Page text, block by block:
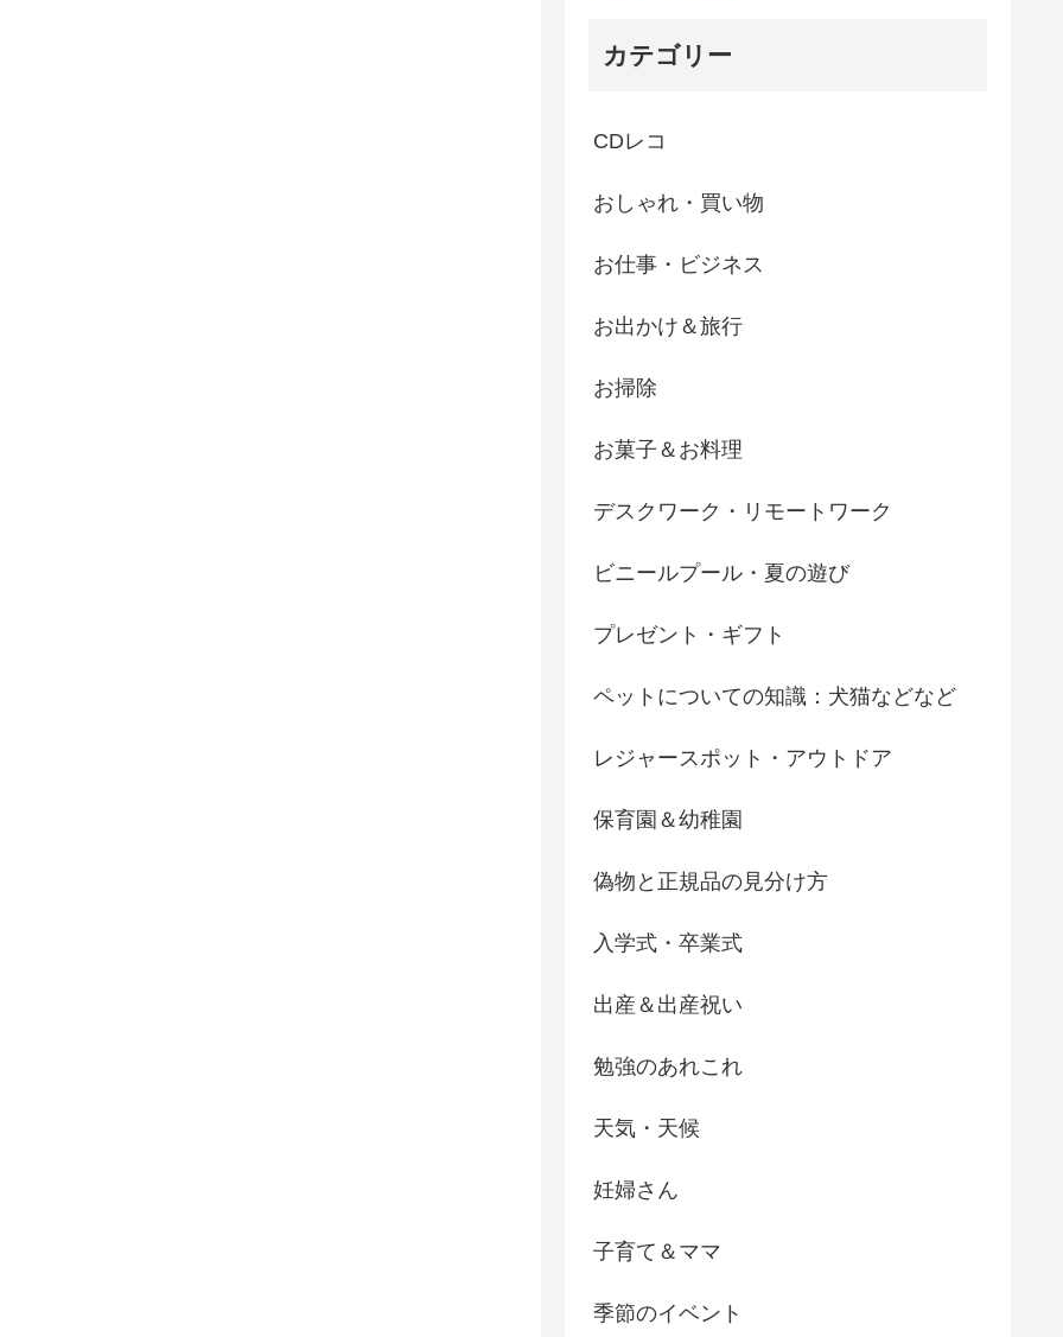
カテゴリー
CDレコ
おしゃれ・買い物
お仕事・ビジネス
お出かけ＆旅行
お掃除
お菓子＆お料理
デスクワーク・リモートワーク
ビニールプール・夏の遊び
プレゼント・ギフト
ペットについての知識：犬猫などなど
レジャースポット・アウトドア
保育園＆幼稚園
偽物と正規品の見分け方
入学式・卒業式
出産＆出産祝い
勉強のあれこれ
天気・天候
妊婦さん
子育て＆ママ
季節のイベント